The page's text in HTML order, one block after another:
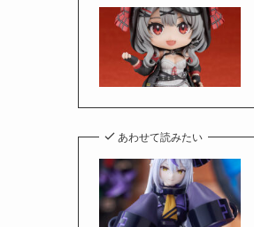
あわせて読みたい